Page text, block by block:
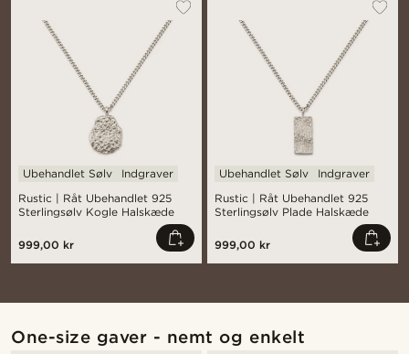
Rustic | Råt Ubehandlet 925
Sterlingsølv Kogle Halskæde
Ubehandlet Sølv Indgraver
999,00 kr
Rustic | Råt Ubehandlet 925
Sterlingsølv Plade Halskæde
Ubehandlet Sølv Indgraver
999,00 kr
One-size gaver - nemt og enkelt